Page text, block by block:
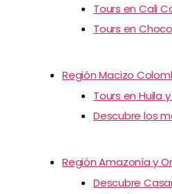
Tours en Cali
Tours en Choco
Región Macizo
Tours en Huila
Descubre los
Región Amazonía y
Descubre